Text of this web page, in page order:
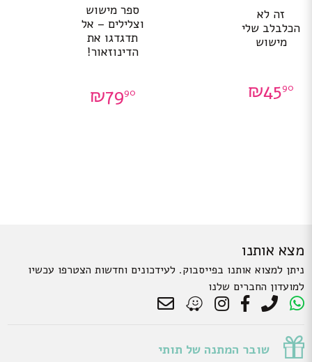
זה לא
הכלבלב שלי
מישוש
₪4590
ספר מישוש
וצלילים – אל
תדגדגו את
הדינוזאור!
₪7990
מצא אותנו
ניתן למצוא אותנו בפייסבוק. לעידכונים וחדשות הצטרפו עכשיו
למועדון החברים שלנו
שובר המתנה של תותי